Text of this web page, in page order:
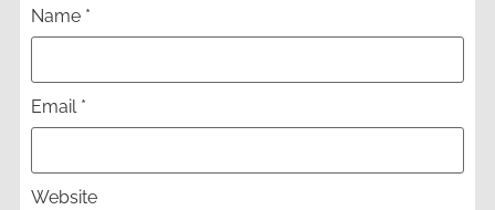
Name *
Email *
Website